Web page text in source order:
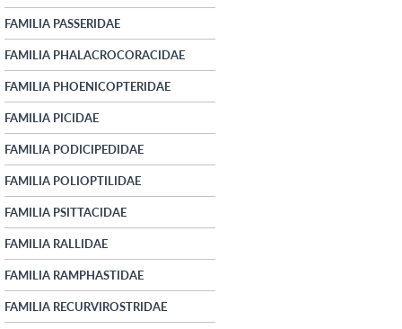
FAMILIA PASSERIDAE
FAMILIA PHALACROCORACIDAE
FAMILIA PHOENICOPTERIDAE
FAMILIA PICIDAE
FAMILIA PODICIPEDIDAE
FAMILIA POLIOPTILIDAE
FAMILIA PSITTACIDAE
FAMILIA RALLIDAE
FAMILIA RAMPHASTIDAE
FAMILIA RECURVIROSTRIDAE